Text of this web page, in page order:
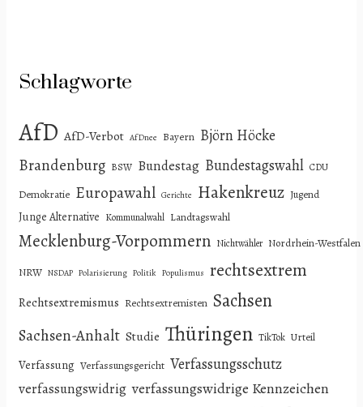
Schlagworte
AfD AfD-Verbot AfDnee Bayern Björn Höcke
Brandenburg BSW Bundestag Bundestagswahl CDU
Demokratie Europawahl Gerichte Hakenkreuz Jugend
Junge Alternative Kommunalwahl Landtagswahl
Mecklenburg-Vorpommern Nichtwähler Nordrhein-Westfalen
NRW NSDAP Polarisierung Politik Populismus rechtsextrem
Rechtsextremismus Rechtsextremisten Sachsen
Sachsen-Anhalt Studie Thüringen TikTok Urteil
Verfassung Verfassungsgericht Verfassungsschutz
verfassungswidrig verfassungswidrige Kennzeichen